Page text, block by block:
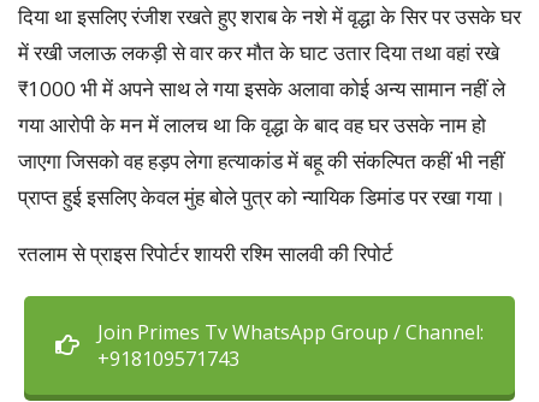
दिया था इसलिए रंजीश रखते हुए शराब के नशे में वृद्धा के सिर पर उसके घर
में रखी जलाऊ लकड़ी से वार कर मौत के घाट उतार दिया तथा वहां रखे
₹1000 भी में अपने साथ ले गया इसके अलावा कोई अन्य सामान नहीं ले
गया आरोपी के मन में लालच था कि वृद्धा के बाद वह घर उसके नाम हो
जाएगा जिसको वह हड़प लेगा हत्याकांड में बहू की संकल्पित कहीं भी नहीं
प्राप्त हुई इसलिए केवल मुंह बोले पुत्र को न्यायिक डिमांड पर रखा गया।
रतलाम से प्राइस रिपोर्टर शायरी रश्मि सालवी की रिपोर्ट
Join Primes Tv WhatsApp Group / Channel:
+918109571743